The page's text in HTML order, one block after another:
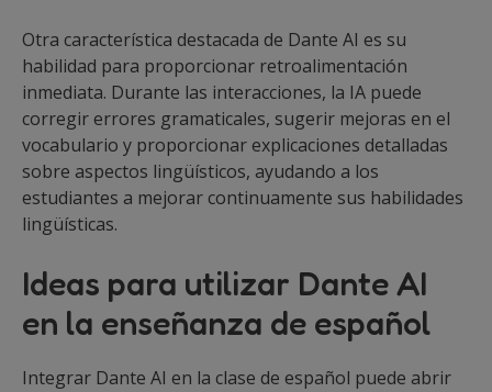
Otra característica destacada de Dante AI es su
habilidad para proporcionar retroalimentación
inmediata. Durante las interacciones, la IA puede
corregir errores gramaticales, sugerir mejoras en el
vocabulario y proporcionar explicaciones detalladas
sobre aspectos lingüísticos, ayudando a los
estudiantes a mejorar continuamente sus habilidades
lingüísticas.
Ideas para utilizar Dante AI
en la enseñanza de español
Integrar Dante AI en la clase de español puede abrir